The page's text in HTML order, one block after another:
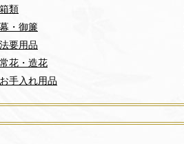
箱類
幕・御簾
法要用品
常花・造花
お手入れ用品